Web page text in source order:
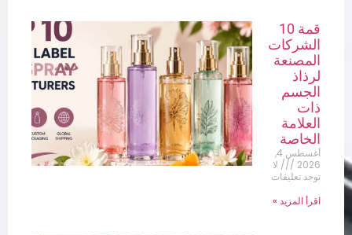
قمة 10
الشركات
المصنعة
لرذاذ
الجسم
ذات
العلامة
الخاصة
أغسطس 4,
2026
لا
توجد تعليقات
اقرأ المزيد »